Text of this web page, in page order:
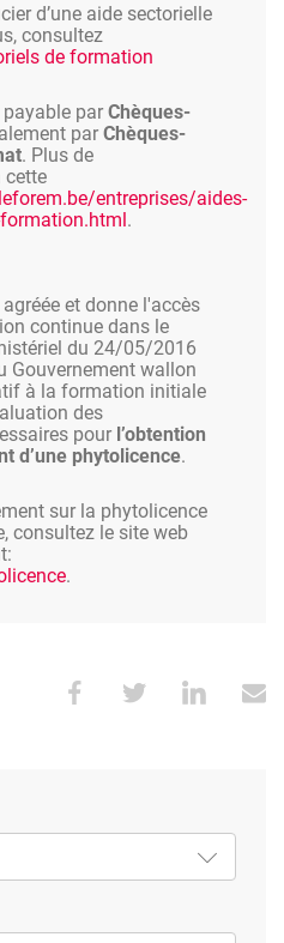
d’une aide sectorielle
consultez
de formation
par Chèques-
par Chèques-
. Plus de
cette
entreprises/aides-
.
et donne l'accès
continue dans le
du 24/05/2016
Gouvernement wallon
à la formation initiale
des
pour l’obtention
d’une phytolicence.
sur la phytolicence
consultez le site web
.